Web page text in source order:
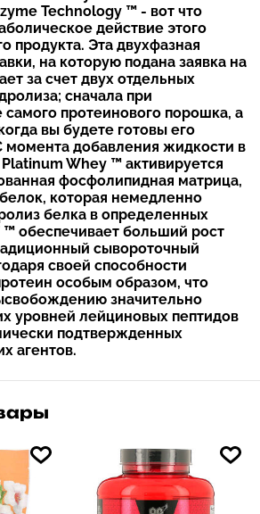
Technology ™ - вот что
действие этого
продукта. Эта двухфазная
на которую подана заявка на
за счет двух отдельных
сначала при
самого протеинового порошка, а
вы будете готовы его
момента добавления жидкости в
Whey ™ активируется
фосфолипидная матрица,
которая немедленно
белка в определенных
™ обеспечивает больший рост
сывороточный
своей способности
особым образом, что
значительно
уровней лейциновых пептидов
подтвержденных
агентов.